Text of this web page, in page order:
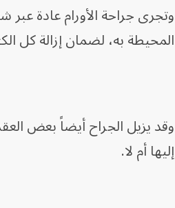
وتجرى جراحة الأورام عادة
المحيطة به، لضمان إزالة كل
وقد يزيل الجراح أيضاً بعض
إليها أم لا.